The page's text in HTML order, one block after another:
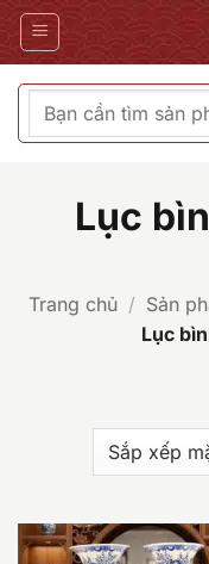
Bỏ
qua
Tìm
kiếm:
Lục
Trang chủ / Sản
Lục